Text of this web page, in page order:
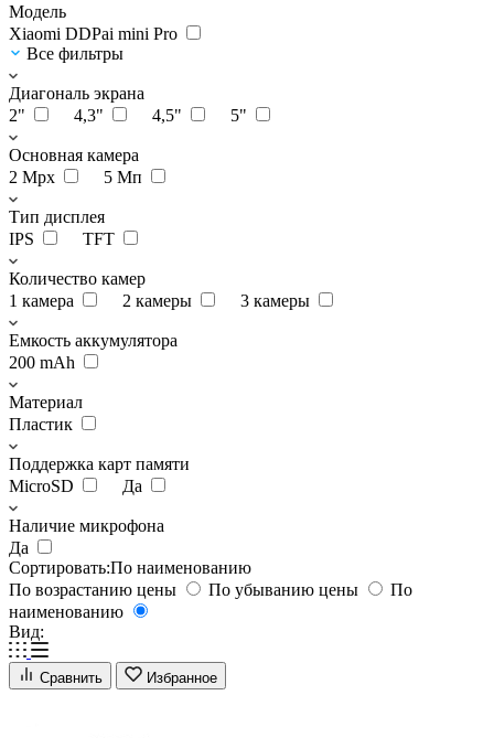
Модель
Xiaomi DDPai mini Pro
Все фильтры
Диагональ экрана
2"
4,3" 4,5" 5"
Основная камера
2 Мрх
5 Мп
Тип дисплея
IPS
TFT
Количество камер
1 камера
2 камеры 3 камеры
Емкость аккумулятора
200 mAh
Материал
Пластик
Поддержка карт памяти
MicroSD
Да
Наличие микрофона
Да
Сортировать:По наименованию
По возрастанию цены
По убыванию цены
По
наименованию
Вид:
Сравнить Избранное